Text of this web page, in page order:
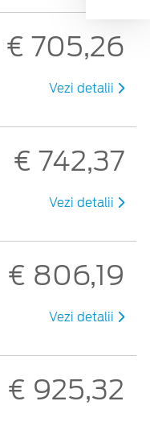
€ 705,26
Vezi detalii
€ 742,37
Vezi detalii
€ 806,19
Vezi detalii
€ 925,32